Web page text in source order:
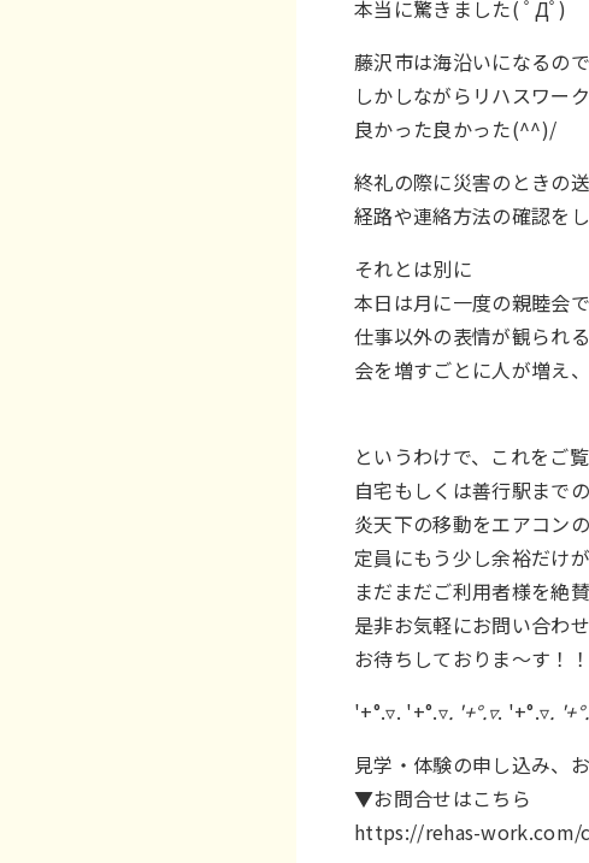
本当に驚きました( ﾟДﾟ)
藤沢市は海沿いになるの
しかしながらリハスワー
良かった良かった(^^)/
終礼の際に災害のときの
経路や連絡方法の確認を
それとは別に
本日は月に一度の親睦会
仕事以外の表情が観られ
会を増すごとに人が増え
というわけで、これをご
自宅もしくは善行駅まで
炎天下の移動をエアコン
定員にもう少し余裕だけが
まだまだご利用者様を絶
是非お気軽にお問い合わせ
お待ちしておりま～す！！
'+°.▿. '+°.▿. '+°.▿. '+°.▿.
見学・体験の申し込み、
▼お問合せはこちら
https://rehas-